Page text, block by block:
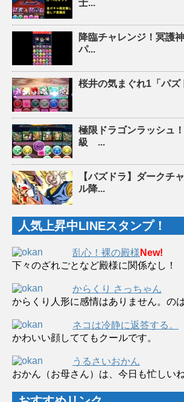
士...
降臨チャレンジ！冥護
パ...
桜井の気まぐれ1「パズ
極限ドラゴンラッシュ
級 ...
【パズドラ】ダークチ
ル降...
人気上昇中LINEスタンプ！
乱心！裸の殿様 New!
下々のざれごとなど殿様に関係なし！
からくり さっちゃん
からくり人形に感情はありません。の
ネコは冷静に返答する。
かわいい顔しててもクールです。
うるさいおかん
おかん（お母さん）は、今日も忙しいね